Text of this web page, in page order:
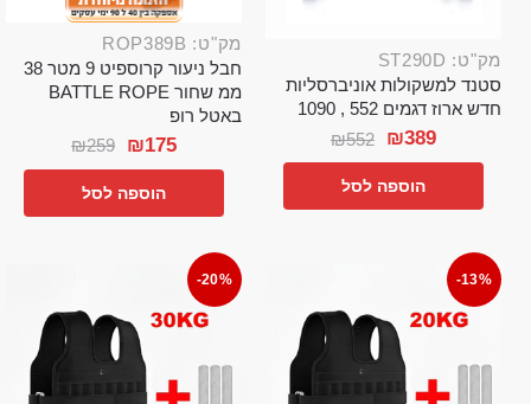
מק"ט: ST290D
סטנד למשקולות אוניברסליות
חדש ארוז דגמים 552 , 1090
₪552 ₪389
הוספה לסל
מק"ט: ROP389B
חבל ניעור קרוספיט 9 מטר 38
ממ שחור BATTLE ROPE
באטל רופ
₪259 ₪175
הוספה לסל
-13%
-20%